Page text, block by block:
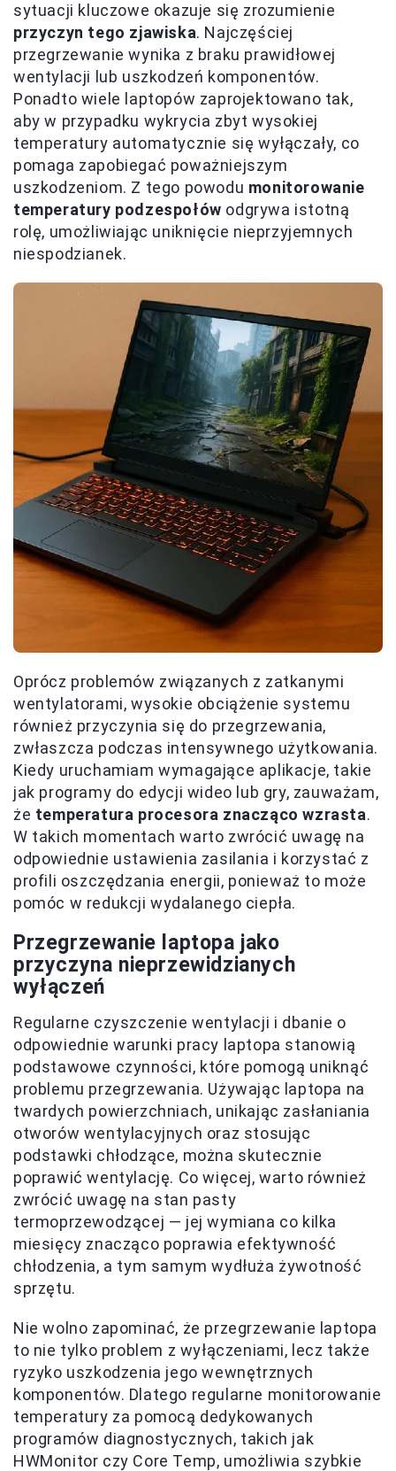
sytuacji kluczowe okazuje się zrozumienie
przyczyn tego zjawiska. Najczęściej
przegrzewanie wynika z braku prawidłowej
wentylacji lub uszkodzeń komponentów.
Ponadto wiele laptopów zaprojektowano tak,
aby w przypadku wykrycia zbyt wysokiej
temperatury automatycznie się wyłączały, co
pomaga zapobiegać poważniejszym
uszkodzeniom. Z tego powodu monitorowanie
temperatury podzespołów odgrywa istotną
rolę, umożliwiając uniknięcie nieprzyjemnych
niespodzianek.
Oprócz problemów związanych z zatkanymi
wentylatorami, wysokie obciążenie systemu
również przyczynia się do przegrzewania,
zwłaszcza podczas intensywnego użytkowania.
Kiedy uruchamiam wymagające aplikacje, takie
jak programy do edycji wideo lub gry, zauważam,
że temperatura procesora znacząco wzrasta.
W takich momentach warto zwrócić uwagę na
odpowiednie ustawienia zasilania i korzystać z
profili oszczędzania energii, ponieważ to może
pomóc w redukcji wydalanego ciepła.
Przegrzewanie laptopa jako
przyczyna nieprzewidzianych
wyłączeń
Regularne czyszczenie wentylacji i dbanie o
odpowiednie warunki pracy laptopa stanowią
podstawowe czynności, które pomogą uniknąć
problemu przegrzewania. Używając laptopa na
twardych powierzchniach, unikając zasłaniania
otworów wentylacyjnych oraz stosując
podstawki chłodzące, można skutecznie
poprawić wentylację. Co więcej, warto również
zwrócić uwagę na stan pasty
termoprzewodzącej — jej wymiana co kilka
miesięcy znacząco poprawia efektywność
chłodzenia, a tym samym wydłuża żywotność
sprzętu.
Nie wolno zapominać, że przegrzewanie laptopa
to nie tylko problem z wyłączeniami, lecz także
ryzyko uszkodzenia jego wewnętrznych
komponentów. Dlatego regularne monitorowanie
temperatury za pomocą dedykowanych
programów diagnostycznych, takich jak
HWMonitor czy Core Temp, umożliwia szybkie